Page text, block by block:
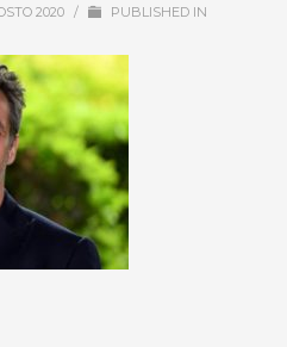
2020 / PUBLISHED IN